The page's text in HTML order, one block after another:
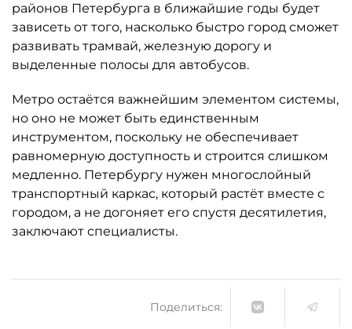
районов Петербурга в ближайшие годы будет
зависеть от того, насколько быстро город сможет
развивать трамвай, железную дорогу и
выделенные полосы для автобусов.
Метро остаётся важнейшим элементом системы,
но оно не может быть единственным
инструментом, поскольку не обеспечивает
равномерную доступность и строится слишком
медленно. Петербургу нужен многослойный
транспортный каркас, который растёт вместе с
городом, а не догоняет его спустя десятилетия,
заключают специалисты.
Поделиться: